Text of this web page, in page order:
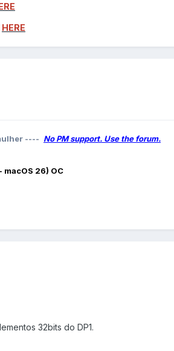
HERE
---- No PM support. Use the forum.
macOS 26) OC
32bits do DP1.